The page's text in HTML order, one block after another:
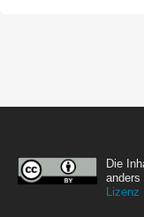
Die
anders
Lizenz